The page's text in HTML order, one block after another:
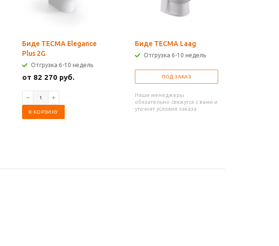
Биде TECMA Elegance
Plus 2G
Отгрузка 6-10 недель
от 82 270 руб.
В КОРЗИНУ
Биде TECMA Laag
Отгрузка 6-10 недель
ПОД ЗАКАЗ
Наши менеджеры
обязательно свяжутся с вами и
уточнят условия заказа